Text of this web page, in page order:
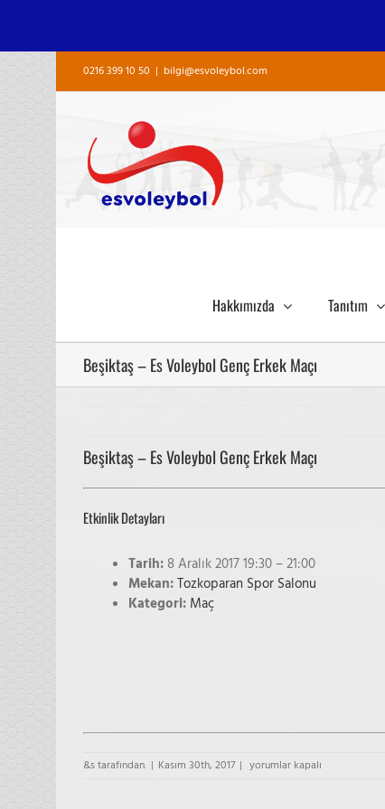
0216 399 10 50 | bilgi@esvoleybol.com
Hakkımızda Tanıtım
Beşiktaş – Es Voleybol Genç Erkek Maçı
Beşiktaş – Es Voleybol Genç Erkek Maçı
Etkinlik Detayları
Tarih: 8 Aralık 2017 19:30 –21:00
Mekan:Tozkoparan Spor Salonu
Kategori: Maç
&s tarafından. | Kasım 30th, 2017 | Beşiktaş
yorumlar kapalı